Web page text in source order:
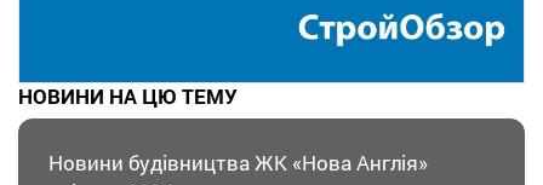
НОВИНИ НА ЦЮ ТЕМУ
Новини будівництва ЖК «Нова Англія»